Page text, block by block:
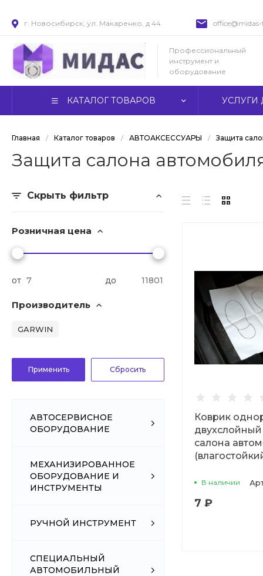
г. Новосибирск, ул. Макаренко, д 44
Профессиональный
инструмент и
оборудование
КАТАЛОГ ТОВАРОВ УСЛУГИ
Главная / Каталог товаров / АВТОАКСЕССУАРЫ / Защита
Защита салона
Скрыть фильтр
Розничная цена
от до
Производитель
GARWIN
АВТОСЕРВИСНОЕ
ОБОРУДОВАНИЕ
МЕХАНИЗИРОВАННОЕ
ОБОРУДОВАНИЕ И
ИНСТРУМЕНТЫ
РУЧНОЙ ИНСТРУМЕНТ
СПЕЦИАЛЬНЫЙ
АВТОМОБИЛЬНЫЙ
Коврик
салона
В наличии
7 ₽